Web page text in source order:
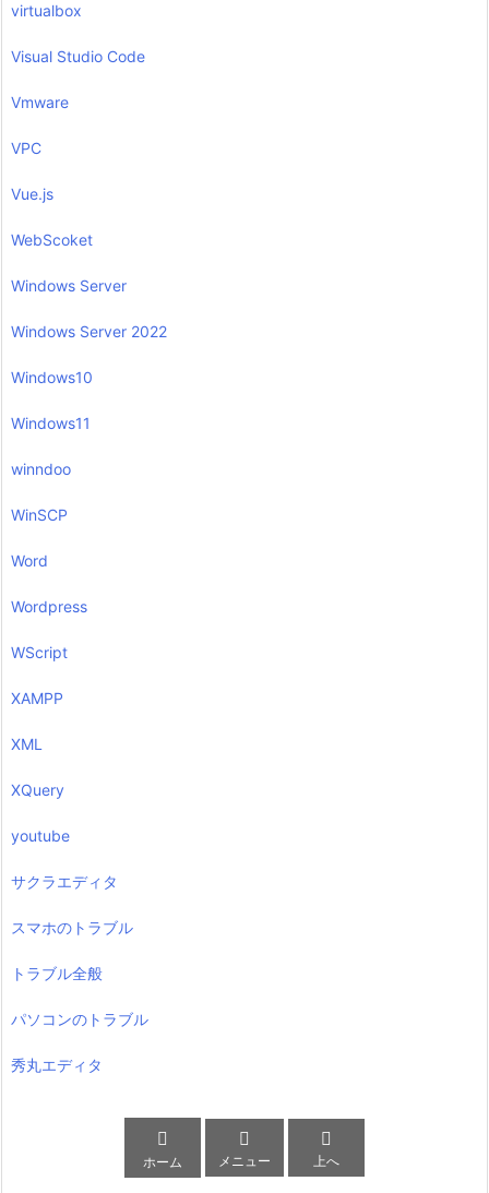
virtualbox
Visual Studio Code
Vmware
VPC
Vue.js
WebScoket
Windows Server
Windows Server 2022
Windows10
Windows11
winndoo
WinSCP
Word
Wordpress
WScript
XAMPP
XML
XQuery
youtube
サクラエディタ
スマホのトラブル
トラブル全般
パソコンのトラブル
秀丸エディタ

ホーム

メニュー

上へ